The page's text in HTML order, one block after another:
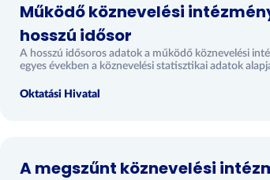
Működő köznevelési
hosszú idősor
A hosszú idősoros adatok a működő köznevelési
egyes években a köznevelési statisztikai adatok
Oktatási Hivatal
A megszűnt köznevelési